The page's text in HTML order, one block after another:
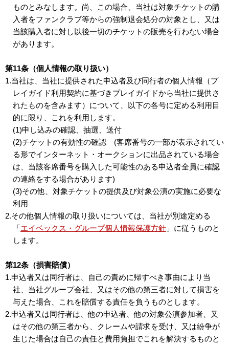
ものとみなします。尚、この場合、当社は対象チケットの購
入者をファンクラブ等からの強制退会処分の対象とし、又は
当該購入者に対し以後一切のチケットの販売を行わない場合
があります。
第11条（個人情報の取り扱い）
1.当社は、当社に提供された申込者及び同行者の個人情報（プ
レイガイド利用契約に基づきプレイガイドから当社に提供さ
れたものを含みます）について、以下の各号に定める利用目
的に限り、これを利用します。
(1)申し込みの確認、抽選、送付
(2)チケットの有効性の確認 (客席番号の一部が表示されてい
る形でインターネット・オークションに出品されている場合
は、当該客席番号を購入した可能性のある申込者全員に確認
の連絡をする場合があります)
(3)その他、対象チケットの提供及び対象公演の実施に必要な
利用
2.その他個人情報の取り扱いについては、当社が別途定める
「エイベックス・グループ個人情報保護方針 」に従うものと
します。
第12条（損害賠償）
1.申込者又は同行者は、自己の責めに帰すべき事由により当
社、当社グループ会社、又はその他の第三者に対して損害を
与えた場合、これを賠償する責任を負うものとします。
2.申込者又は同行者は、他の申込者、他の対象公演参加者、又
はその他の第三者から、クレームや請求を受け、又は紛争が
生じた場合は自己の責任と費用負担でこれを解決するものと